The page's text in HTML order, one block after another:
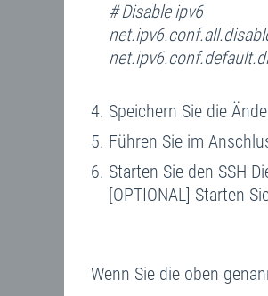
# Disable ipv6
Speichern Sie die
Führen Sie im
Starten Sie den SSH
[OPTIONAL] Starten
Wenn Sie die oben